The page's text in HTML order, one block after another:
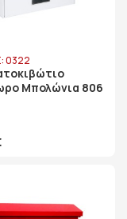
0322
Mπολώνια 806